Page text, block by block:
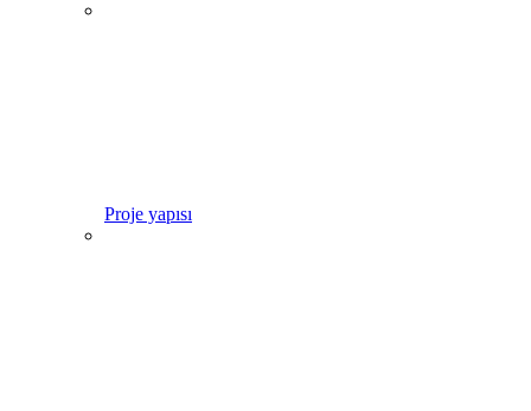
Proje yapısı